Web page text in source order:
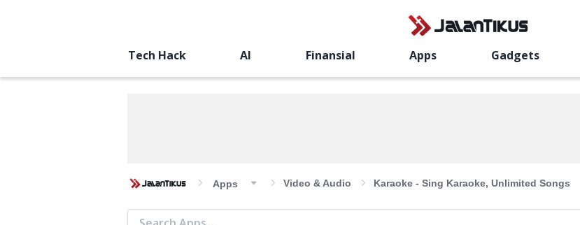
Tech Hack AI Finansial Apps Gadgets
Apps Video & Audio Karaoke - Sing Karaoke, Unlimited Songs